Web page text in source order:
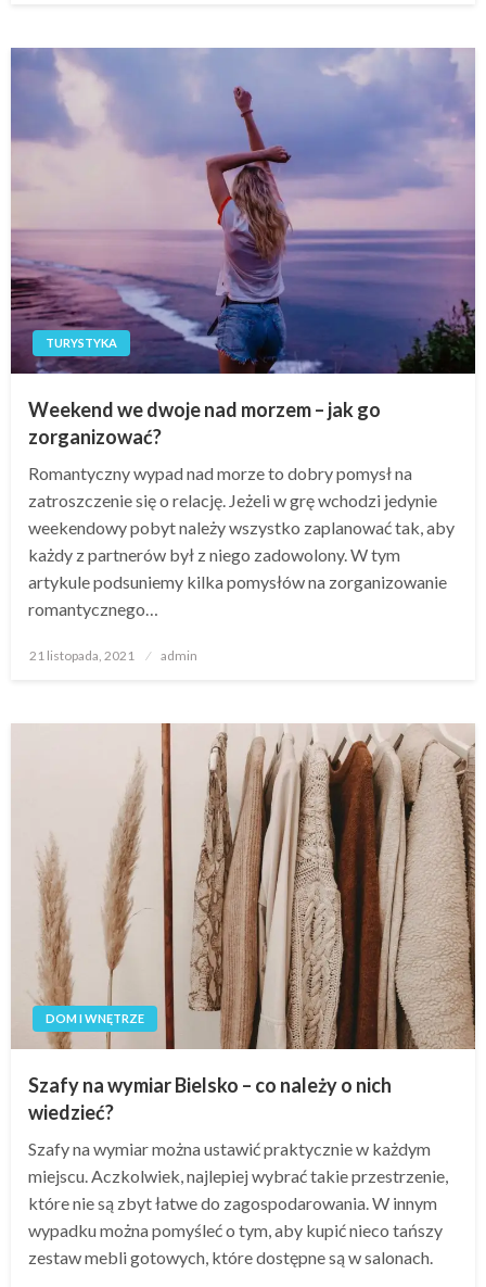
TURYSTYKA
Weekend we dwoje nad morzem – jak go
zorganizować?
Romantyczny wypad nad morze to dobry pomysł na
zatroszczenie się o relację. Jeżeli w grę wchodzi jedynie
weekendowy pobyt należy wszystko zaplanować tak, aby
każdy z partnerów był z niego zadowolony. W tym
artykule podsuniemy kilka pomysłów na zorganizowanie
romantycznego…
Opublikowane
21 listopada, 2021 admin
DOM I WNĘTRZE
Szafy na wymiar Bielsko – co należy o nich
wiedzieć?
Szafy na wymiar można ustawić praktycznie w każdym
miejscu. Aczkolwiek, najlepiej wybrać takie przestrzenie,
które nie są zbyt łatwe do zagospodarowania. W innym
wypadku można pomyśleć o tym, aby kupić nieco tańszy
zestaw mebli gotowych, które dostępne są w salonach.